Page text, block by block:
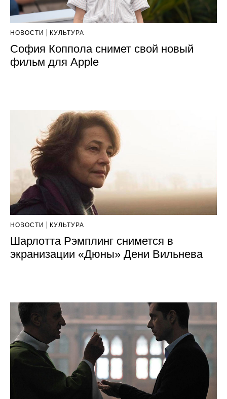
НОВОСТИ КУЛЬТУРА
София Коппола снимет свой новый
фильм для Apple
НОВОСТИ КУЛЬТУРА
Шарлотта Рэмплинг снимется в
экранизации «Дюны» Дени Вильнева